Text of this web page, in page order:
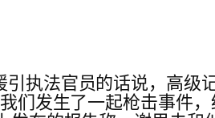
执法官员的话说，高级
们发生了一起枪击事件